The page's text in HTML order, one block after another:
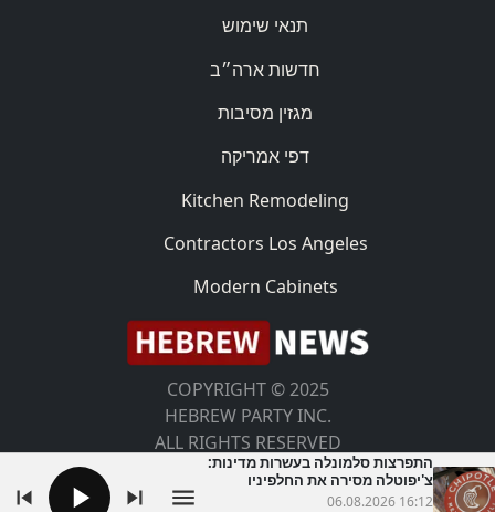
תנאי שימוש
חדשות ארה״ב
מגזין מסיבות
דפי אמריקה
Kitchen Remodeling
Contractors Los Angeles
Modern Cabinets
COPYRIGHT © 2025
HEBREW PARTY INC.
ALL RIGHTS RESERVED
התפרצות סלמונלה בעשרות מדינות:
צ'יפוטלה מסירה את החלפיניו
מהתפריט
06.08.2026 16:12